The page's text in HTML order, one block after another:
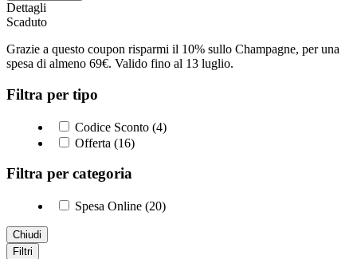
Dettagli
Scaduto
Grazie a questo coupon risparmi il 10% sullo Champagne, per una
spesa di almeno 69€. Valido fino al 13 luglio.
Filtra per tipo
Codice Sconto (4)
Offerta (16)
Filtra per categoria
Spesa Online (20)
Chiudi
Filtri